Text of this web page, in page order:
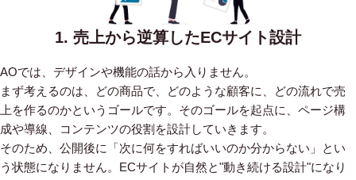
1. 売上から逆算したECサイト設計
AOでは、デザインや機能の話から入りません。
まず考えるのは、どの商品で、どのような顧客に、どの流れで売
上を作るのかというゴールです。そのゴールを起点に、ページ構
成や導線、コンテンツの役割を設計していきます。
そのため、公開後に「次に何をすればいいのか分からない」とい
う状態になりません。ECサイトが自然と"動き続ける設計"になり